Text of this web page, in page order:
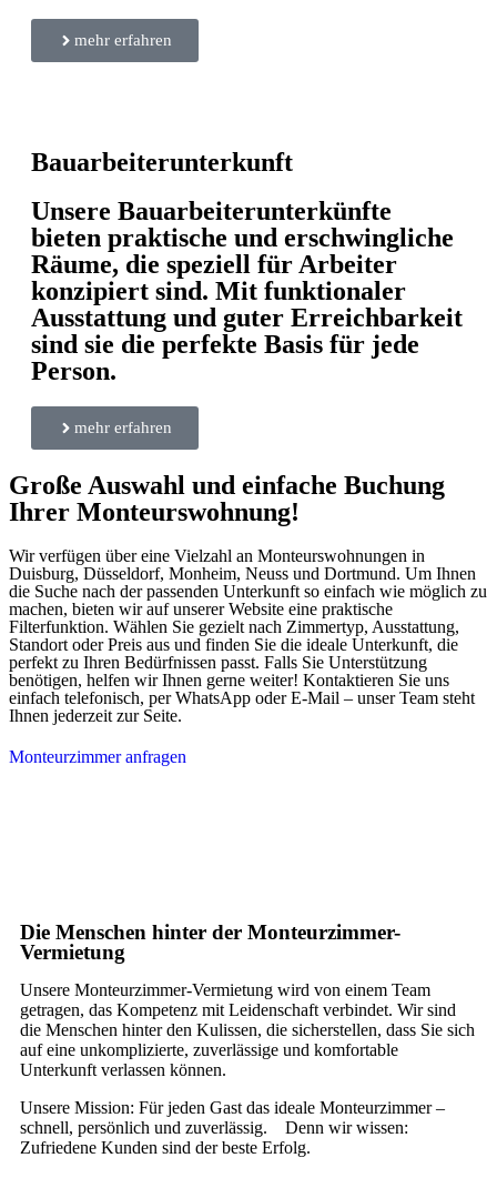
mehr erfahren
Bauarbeiterunterkunft
Unsere Bauarbeiterunterkünfte
bieten praktische und erschwingliche
Räume, die speziell für Arbeiter
konzipiert sind. Mit funktionaler
Ausstattung und guter Erreichbarkeit
sind sie die perfekte Basis für jede
Person.
mehr erfahren
Große Auswahl und einfache Buchung
Ihrer Monteurswohnung!
Wir verfügen über eine Vielzahl an Monteurswohnungen in
Duisburg, Düsseldorf, Monheim, Neuss und Dortmund. Um Ihnen
die Suche nach der passenden Unterkunft so einfach wie möglich zu
machen, bieten wir auf unserer Website eine praktische
Filterfunktion. Wählen Sie gezielt nach Zimmertyp, Ausstattung,
Standort oder Preis aus und finden Sie die ideale Unterkunft, die
perfekt zu Ihren Bedürfnissen passt. Falls Sie Unterstützung
benötigen, helfen wir Ihnen gerne weiter! Kontaktieren Sie uns
einfach telefonisch, per WhatsApp oder E-Mail – unser Team steht
Ihnen jederzeit zur Seite.
Monteurzimmer anfragen
Die Menschen hinter der Monteurzimmer-
Vermietung
Unsere Monteurzimmer-Vermietung wird von einem Team
getragen, das Kompetenz mit Leidenschaft verbindet. Wir sind
die Menschen hinter den Kulissen, die sicherstellen, dass Sie sich
auf eine unkomplizierte, zuverlässige und komfortable
Unterkunft verlassen können.
Unsere Mission: Für jeden Gast das ideale Monteurzimmer –
schnell, persönlich und zuverlässig. Denn wir wissen:
Zufriedene Kunden sind der beste Erfolg.